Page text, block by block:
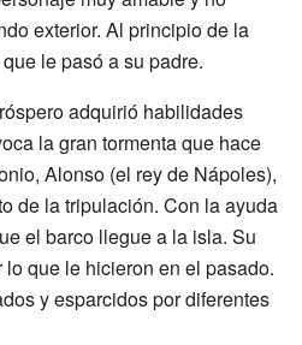
exterior. Al principio de la
le pasó a su padre.
adquirió habilidades
la gran tormenta que hace
Alonso (el rey de Nápoles),
de la tripulación. Con la ayuda
el barco llegue a la isla. Su
que le hicieron en el pasado.
y esparcidos por diferentes